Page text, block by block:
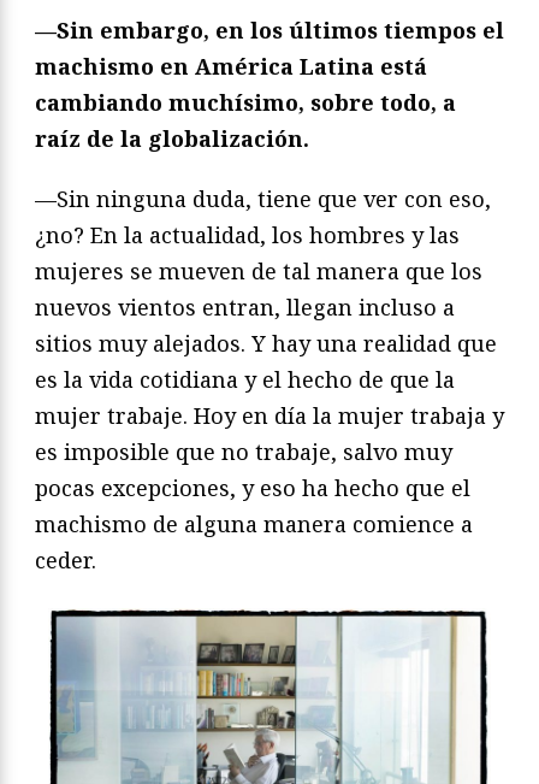
—Sin embargo, en los últimos tiempos el
machismo en América Latina está
cambiando muchísimo, sobre todo, a
raíz de la globalización.
—Sin ninguna duda, tiene que ver con eso,
¿no? En la actualidad, los hombres y las
mujeres se mueven de tal manera que los
nuevos vientos entran, llegan incluso a
sitios muy alejados. Y hay una realidad que
es la vida cotidiana y el hecho de que la
mujer trabaje. Hoy en día la mujer trabaja y
es imposible que no trabaje, salvo muy
pocas excepciones, y eso ha hecho que el
machismo de alguna manera comience a
ceder.